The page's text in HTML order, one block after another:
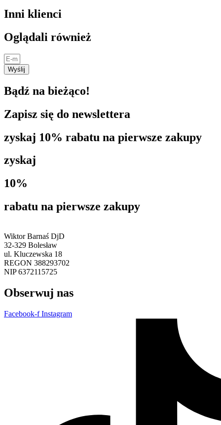
Inni klienci
Oglądali również
Wyślij
Bądź na bieżąco!
Zapisz się do newslettera
zyskaj 10% rabatu na pierwsze zakupy
zyskaj
10%
rabatu na pierwsze zakupy
Wiktor Barnaś DjD
32-329 Bolesław
ul. Kluczewska 18
REGON 388293702
NIP 6372115725
Obserwuj nas
Facebook-f Instagram